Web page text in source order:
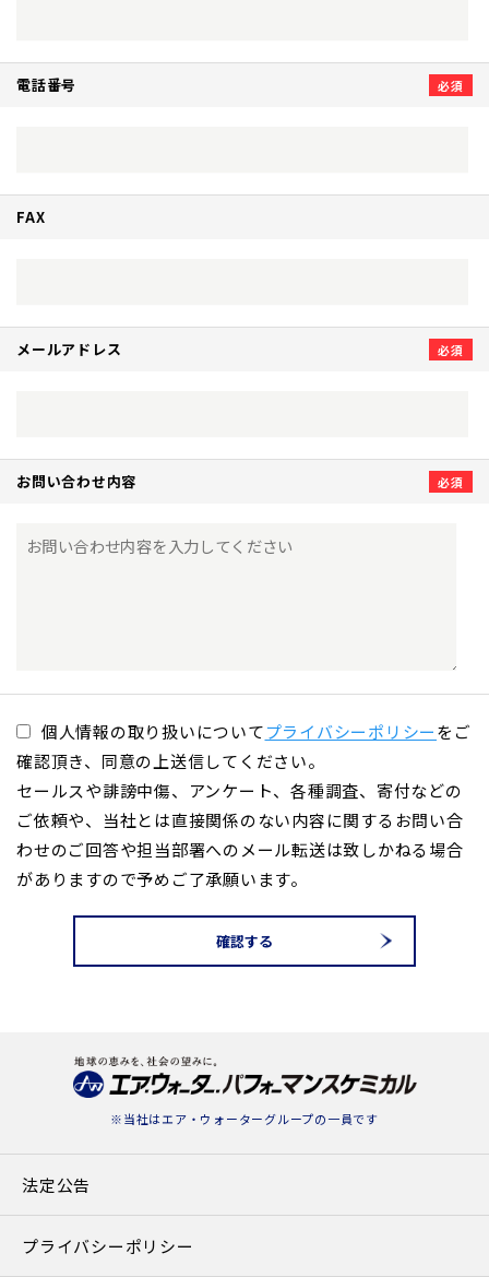
電話番号
FAX
メールアドレス
お問い合わせ内容
個人情報の取り扱いについてプライバシーポリシーをご
確認頂き、同意の上送信してください。
セールスや誹謗中傷、アンケート、各種調査、寄付などの
ご依頼や、当社とは直接関係のない内容に関する お問い合
わせのご回答や担当部署へのメール転送は致しかねる場合
がありますので予めご了承願います。
確認する
※当社はエア・ウォーターグループの一員です
法定公告
プライバシーポリシー